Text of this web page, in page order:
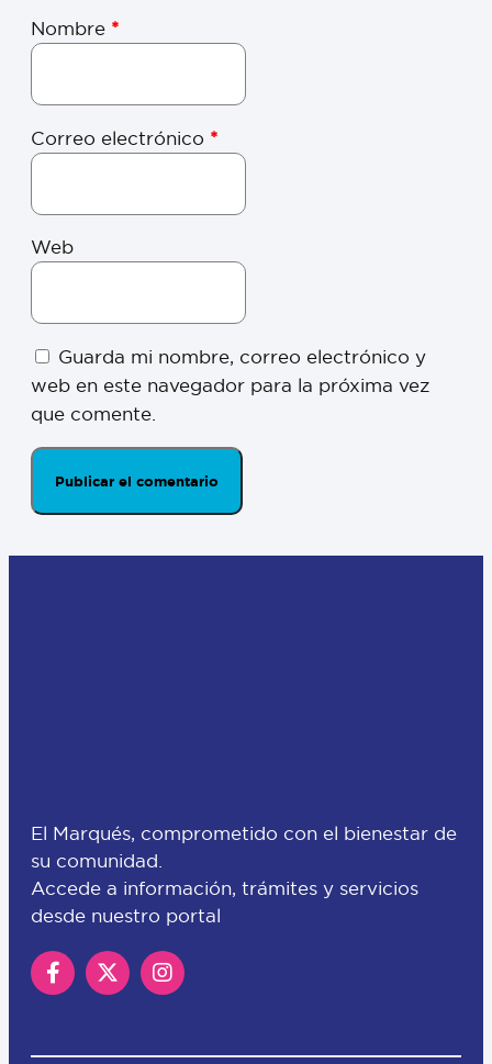
Nombre *
Correo electrónico *
Web
Guarda mi nombre, correo electrónico y
web en este navegador para la próxima vez
que comente.
El Marqués, comprometido con el bienestar de
su comunidad.
Accede a información, trámites y servicios
desde nuestro portal